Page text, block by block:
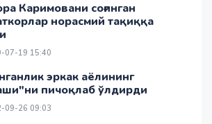
Каримовани соғинган
норасмий тақиққа
07-19 15:40
эркак аёлининг
пичоқлаб ўлдирди
09-26 09:03